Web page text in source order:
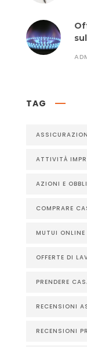
TAG
ATTIVITÀ
AZIONI E
COMPRARE
MUTUI ONLINE
OFFERTE DI
PRENDERE
RECENSIONI
RECENSIONI